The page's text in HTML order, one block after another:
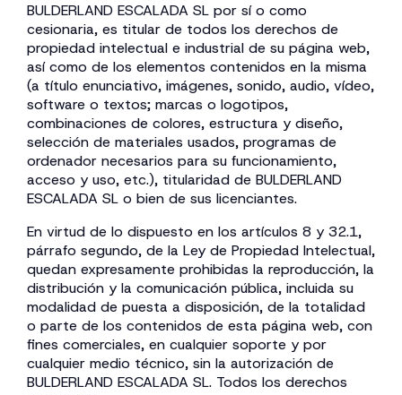
BULDERLAND ESCALADA SL por sí o como
cesionaria, es titular de todos los derechos de
propiedad intelectual e industrial de su página web,
así como de los elementos contenidos en la misma
(a título enunciativo, imágenes, sonido, audio, vídeo,
software o textos; marcas o logotipos,
combinaciones de colores, estructura y diseño,
selección de materiales usados, programas de
ordenador necesarios para su funcionamiento,
acceso y uso, etc.), titularidad de BULDERLAND
ESCALADA SL o bien de sus licenciantes.
En virtud de lo dispuesto en los artículos 8 y 32.1,
párrafo segundo, de la Ley de Propiedad Intelectual,
quedan expresamente prohibidas la reproducción, la
distribución y la comunicación pública, incluida su
modalidad de puesta a disposición, de la totalidad
o parte de los contenidos de esta página web, con
fines comerciales, en cualquier soporte y por
cualquier medio técnico, sin la autorización de
BULDERLAND ESCALADA SL. Todos los derechos